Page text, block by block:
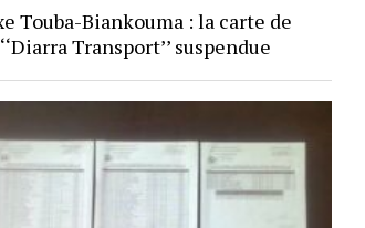
Touba-Biankouma : la carte de
Transport’’ suspendue